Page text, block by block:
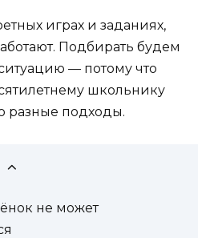
играх и заданиях,
Подбирать будем
— потому что
школьнику
разные подходы.
не может